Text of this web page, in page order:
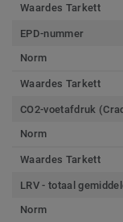
Waardes Tarkett
EPD-nummer
Norm
Waardes Tarkett
CO2-voetafdruk
Norm
Waardes Tarkett
LRV - totaal
Norm